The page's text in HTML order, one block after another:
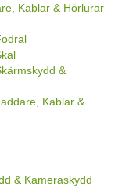
Kablar & Hörlurar
&
Kablar &
& Kameraskydd